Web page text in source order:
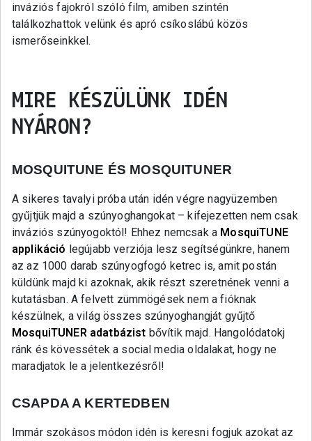
inváziós fajokról szóló film, amiben szintén
találkozhattok velünk és apró csíkoslábú közös
ismerőseinkkel.
MIRE KÉSZÜLÜNK IDÉN
NYÁRON?
MOSQUITUNE ÉS MOSQUITUNER
A sikeres tavalyi próba után idén végre nagyüzemben
gyűjtjük majd a szúnyoghangokat – kifejezetten nem csak
inváziós szúnyogoktól! Ehhez nemcsak a MosquiTUNE
applikáció legújabb verziója lesz segítségünkre, hanem
az az 1000 darab szúnyogfogó ketrec is, amit postán
küldünk majd ki azoknak, akik részt szeretnének venni a
kutatásban. A felvett zümmögések nem a fióknak
készülnek, a világ összes szúnyoghangját gyűjtő
MosquiTUNER adatbázist bővítik majd. Hangolódatokj
ránk és kövessétek a social media oldalakat, hogy ne
maradjatok le a jelentkezésről!
CSAPDA A KERTEDBEN
Immár szokásos módon idén is keresni fogjuk azokat az